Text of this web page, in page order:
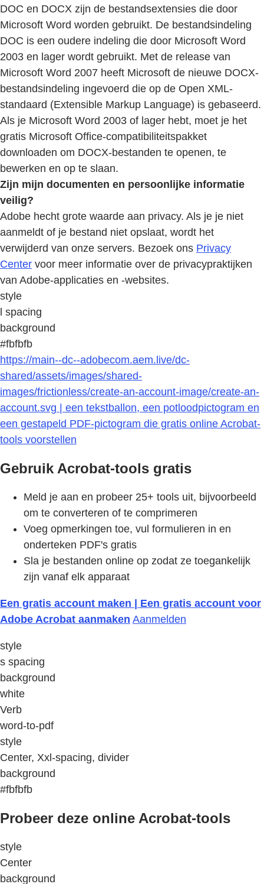
DOC en DOCX zijn de bestandsextensies die door
Microsoft Word worden gebruikt. De bestandsindeling
DOC is een oudere indeling die door Microsoft Word
2003 en lager wordt gebruikt. Met de release van
Microsoft Word 2007 heeft Microsoft de nieuwe DOCX-
bestandsindeling ingevoerd die op de Open XML-
standaard (Extensible Markup Language) is gebaseerd.
Als je Microsoft Word 2003 of lager hebt, moet je het
gratis Microsoft Office-compatibiliteitspakket
downloaden om DOCX-bestanden te openen, te
bewerken en op te slaan.
Zijn mijn documenten en persoonlijke informatie
veilig?
Adobe hecht grote waarde aan privacy. Als je je niet
aanmeldt of je bestand niet opslaat, wordt het
verwijderd van onze servers. Bezoek ons Privacy
Center voor meer informatie over de privacypraktijken
van Adobe-applicaties en -websites.
style
l spacing
background
#fbfbfb
https://main--dc--adobecom.aem.live/dc-
shared/assets/images/shared-
images/frictionless/create-an-account-image/create-an-
account.svg | een tekstballon, een potloodpictogram en
een gestapeld PDF-pictogram die gratis online Acrobat-
tools voorstellen
Gebruik Acrobat-tools gratis
Meld je aan en probeer 25+ tools uit, bijvoorbeeld
om te converteren of te comprimeren
Voeg opmerkingen toe, vul formulieren in en
onderteken PDF's gratis
Sla je bestanden online op zodat ze toegankelijk
zijn vanaf elk apparaat
Een gratis account maken | Een gratis account voor
Adobe Acrobat aanmaken Aanmelden
style
s spacing
background
white
Verb
word-to-pdf
style
Center, Xxl-spacing, divider
background
#fbfbfb
Probeer deze online Acrobat-tools
style
Center
background